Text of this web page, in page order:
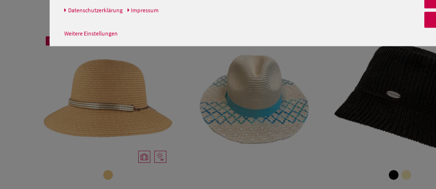
SALE
Daten­schutz­erklärung Impressum
Weitere Einstellungen